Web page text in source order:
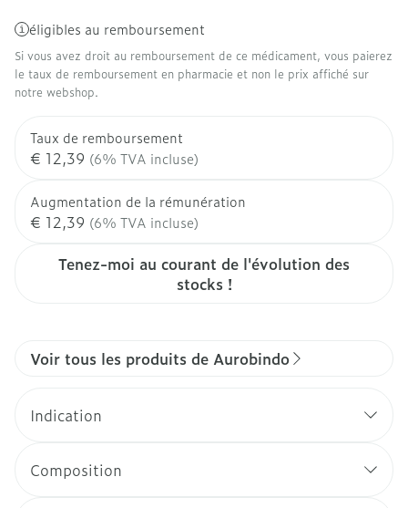
éligibles au remboursement
Si vous avez droit au remboursement de ce médicament, vous paierez
le taux de remboursement en pharmacie et non le prix affiché sur
notre webshop.
Taux de remboursement
€ 12,39 (6% TVA incluse)
Augmentation de la rémunération
€ 12,39 (6% TVA incluse)
Tenez-moi au courant de l'évolution des
stocks !
Voir tous les produits de Aurobindo
Indication
Composition